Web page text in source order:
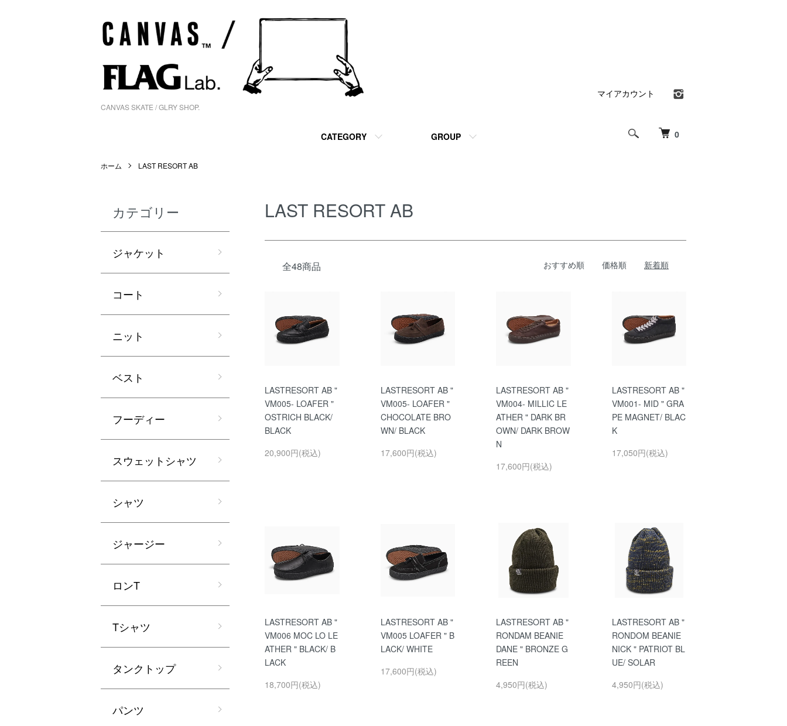
CANVAS SKATE / GLRY SHOP.
0
CATEGORY GROUP
マイアカウント
ホーム LAST RESORT AB
LAST RESORT AB
全48商品 おすすめ順 価格順 新着順
LASTRESORT AB "
VM005- LOAFER "
OSTRICH BLACK/
BLACK
20,900円(税込)
LASTRESORT AB "
VM005- LOAFER "
CHOCOLATE BRO
WN/ BLACK
17,600円(税込)
LASTRESORT AB "
VM004- MILLIC LE
ATHER " DARK BR
OWN/ DARK BROW
N
17,600円(税込)
LASTRESORT AB "
VM001- MID " GRA
PE MAGNET/ BLAC
K
17,050円(税込)
LASTRESORT AB "
VM006 MOC LO LE
ATHER " BLACK/ B
LACK
18,700円(税込)
LASTRESORT AB "
VM005 LOAFER " B
LACK/ WHITE
17,600円(税込)
LASTRESORT AB "
RONDAM BEANIE
DANE " BRONZE G
REEN
4,950円(税込)
LASTRESORT AB "
RONDOM BEANIE
NICK " PATRIOT BL
UE/ SOLAR
4,950円(税込)
カテゴリー
ジャケット
コート
ニット
ベスト
フーディー
スウェットシャツ
シャツ
ジャージー
ロンT
Tシャツ
タンクトップ
パンツ